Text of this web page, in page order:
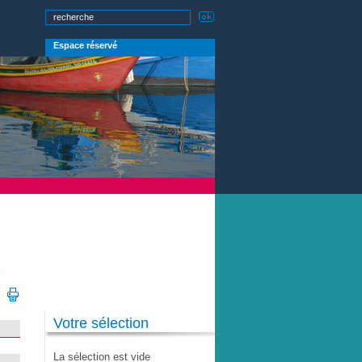
Espace réservé
Votre sélection
La sélection est vide